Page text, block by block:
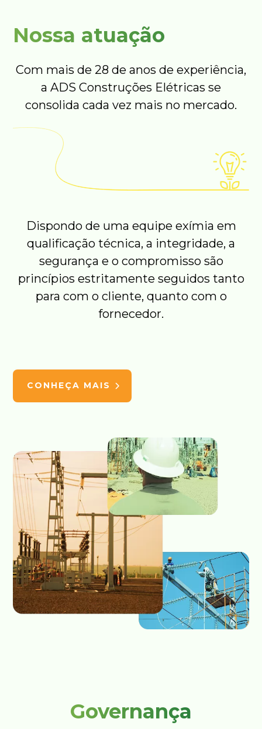
Nossa atuação
Com mais de 28 de anos de experiência,
a ADS Construções Elétricas se
consolida cada vez mais no mercado.
Dispondo de uma equipe exímia em
qualificação técnica, a integridade, a
segurança e o compromisso são
princípios estritamente seguidos tanto
para com o cliente, quanto com o
fornecedor.
CONHEÇA MAIS
Governança